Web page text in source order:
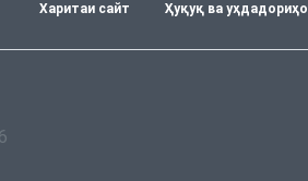
Харитаи сайт Ҳуқуқ ва уҳдадориҳо